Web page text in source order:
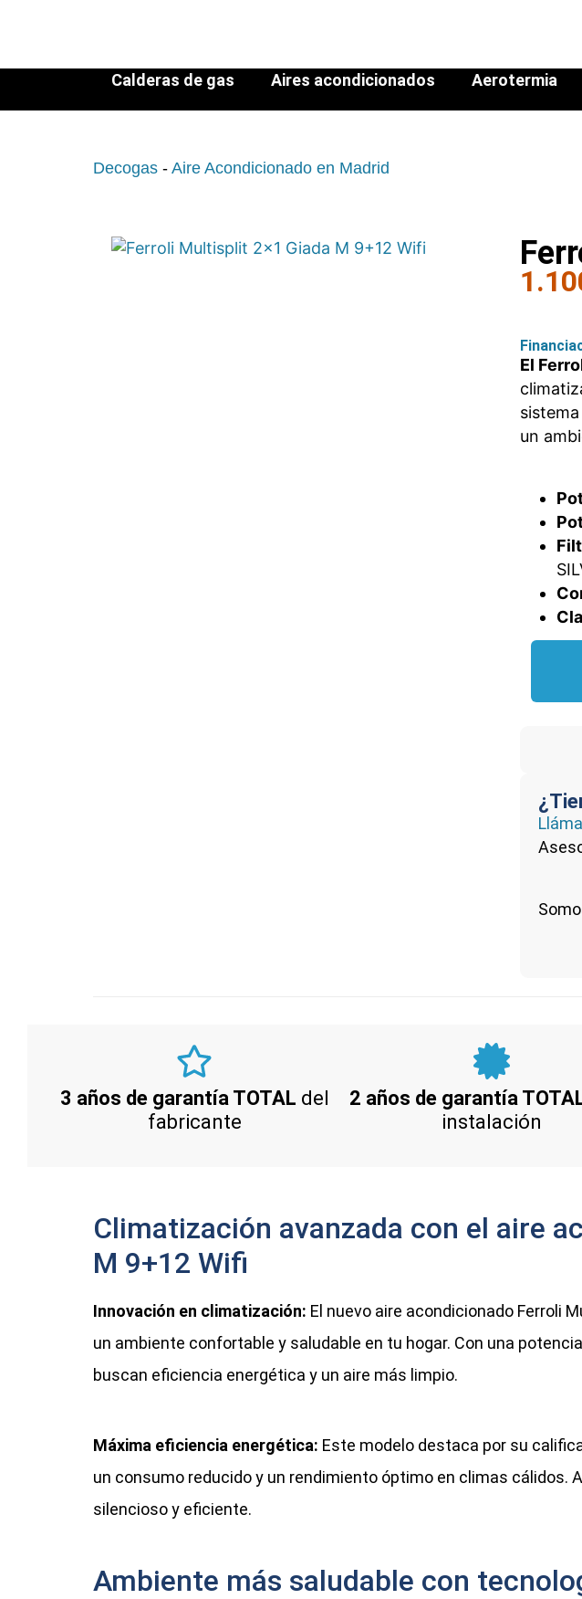
Calderas de gas Aires acondicionados Aerotermia
Decogas - Aire Acondicionado en Madrid
El
un
3 años de garantía TOTAL del
fabricante
2 años de garantía
instalación
Climatización avanzada con el aire
M 9+12 Wifi
Innovación en climatización: El nuevo aire acondicionado Ferroli
un ambiente confortable y saludable en tu hogar. Con una
buscan eficiencia energética y un aire más limpio.
Máxima eficiencia energética: Este modelo destaca por su
un consumo reducido y un rendimiento óptimo en climas
silencioso y eficiente.
Ambiente más saludable con